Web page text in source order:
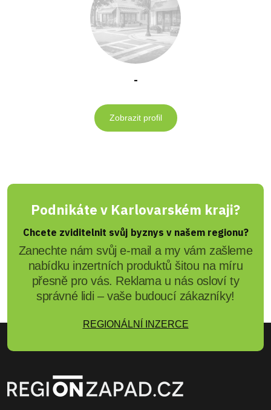
-
Zobrazit profil
Podnikáte v Karlovarském kraji?
Chcete zviditelnit svůj byznys v našem regionu?
Zanechte nám svůj e-mail a my vám zašleme
nabídku inzertních produktů šitou na míru
přesně pro vás. Reklama u nás osloví ty
správné lidi – vaše budoucí zákazníky!
REGIONÁLNÍ INZERCE